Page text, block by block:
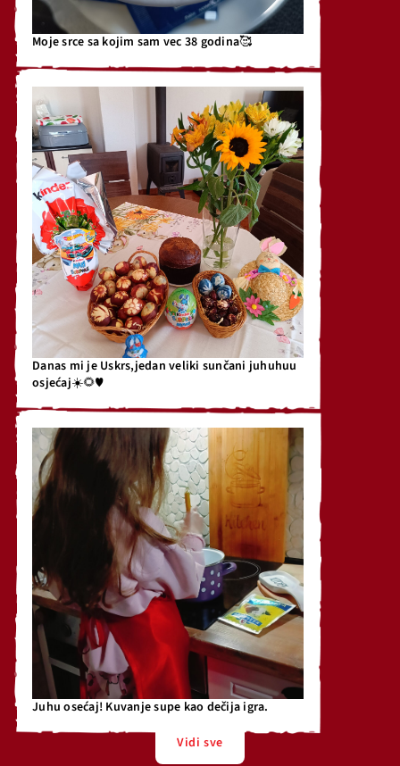
Moje srce sa kojim sam vec 38 godina🥰
Danas mi je Uskrs,jedan veliki sunčani juhuhuu
osjećaj☀️🌻♥️
Juhu osećaj! Kuvanje supe kao dečija igra.
Vidi sve